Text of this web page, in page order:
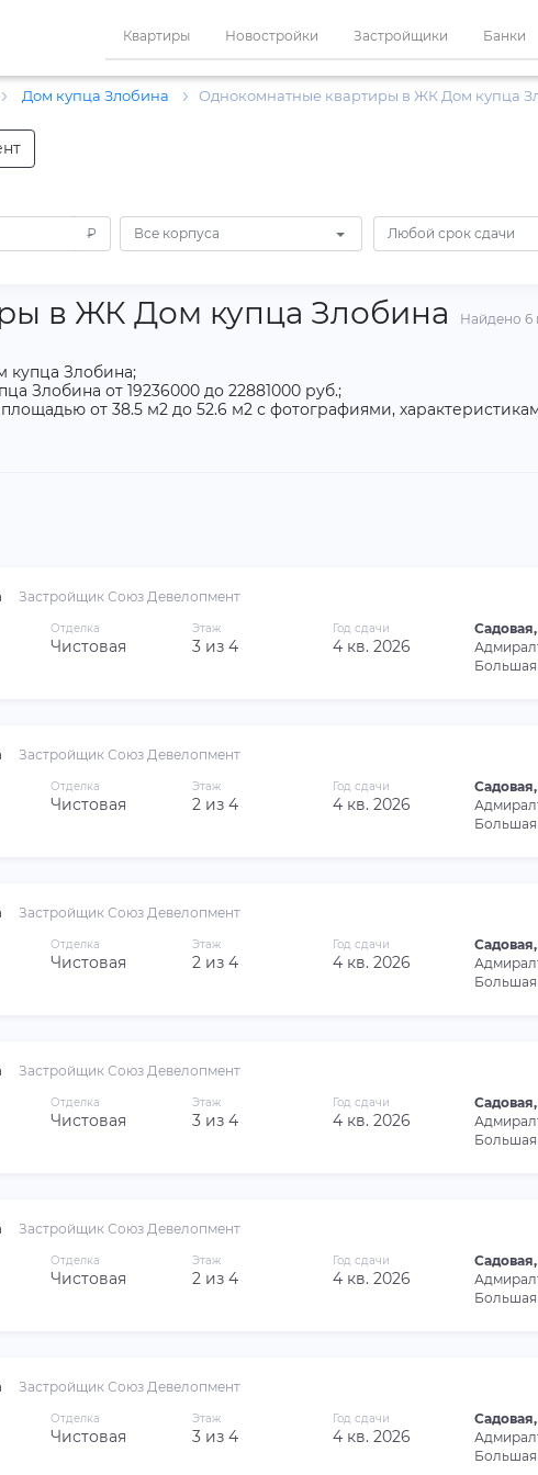
Квартиры Новостройки Застройщики Банки
Дом купца Злобина Однокомнатные квартиры в ЖК Дом купца
₽ Все корпуса Любой срок сдачи
в ЖК Дом купца Злобина Найдено 6
купца Злобина;
Злобина от 19236000 до 22881000 руб.;
от 38.5 м2 до 52.6 м2 с фотографиями,
Застройщик Союз Девелопмент
Отделка
Чистовая
Этаж
3 из 4
Год сдачи
4 кв. 2026
Большая
Застройщик Союз Девелопмент
Отделка
Чистовая
Этаж
2 из 4
Год сдачи
4 кв. 2026
Большая
Застройщик Союз Девелопмент
Отделка
Чистовая
Этаж
2 из 4
Год сдачи
4 кв. 2026
Большая
Застройщик Союз Девелопмент
Отделка
Чистовая
Этаж
3 из 4
Год сдачи
4 кв. 2026
Большая
Застройщик Союз Девелопмент
Отделка
Чистовая
Этаж
2 из 4
Год сдачи
4 кв. 2026
Большая
Застройщик Союз Девелопмент
Отделка
Чистовая
Этаж
3 из 4
Год сдачи
4 кв. 2026
Большая